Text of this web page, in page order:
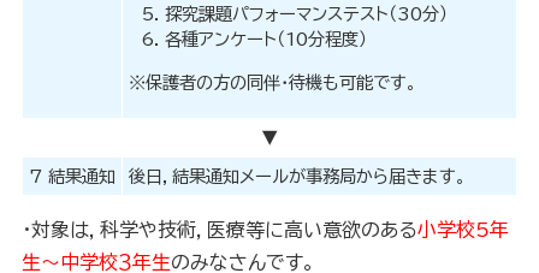
探究課題パフォーマンステスト（30分）
各種アンケート（10分程度）
※保護者の方の同伴・待機も可能です。
▼
7 結果通知 後日，結果通知メールが事務局から届きます。
・対象は，科学や技術，医療等に高い意欲のある小学校5年
生～中学校３年生のみなさんです。